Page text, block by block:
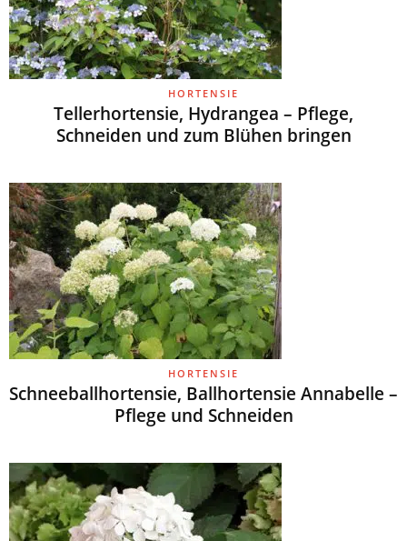
HORTENSIE
Tellerhortensie, Hydrangea – Pflege,
Schneiden und zum Blühen bringen
HORTENSIE
Schneeballhortensie, Ballhortensie Annabelle –
Pflege und Schneiden